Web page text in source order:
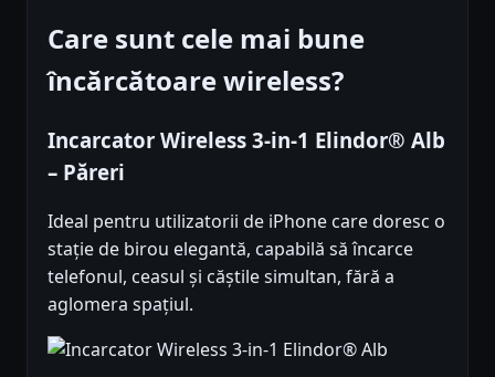
Care sunt cele mai bune
încărcătoare wireless?
Incarcator Wireless 3-in-1 Elindor® Alb
– Păreri
Ideal pentru utilizatorii de iPhone care doresc o
stație de birou elegantă, capabilă să încarce
telefonul, ceasul și căștile simultan, fără a
aglomera spațiul.